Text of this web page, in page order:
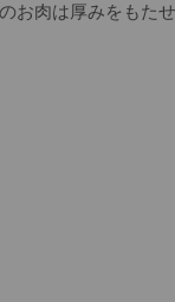
お肉は厚みをもた